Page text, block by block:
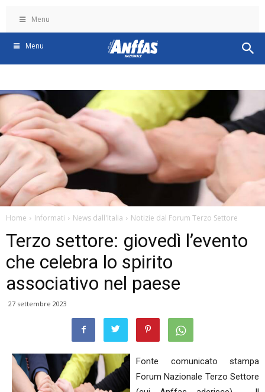
Menu
Menu
Home Informati News dall'Italia Notizie dal Forum Terzo Settore
Terzo settore: giovedì l’evento
che celebra lo spirito
associativo nel paese
27 settembre 2023
Fonte comunicato stampa
Forum Nazionale Terzo Settore